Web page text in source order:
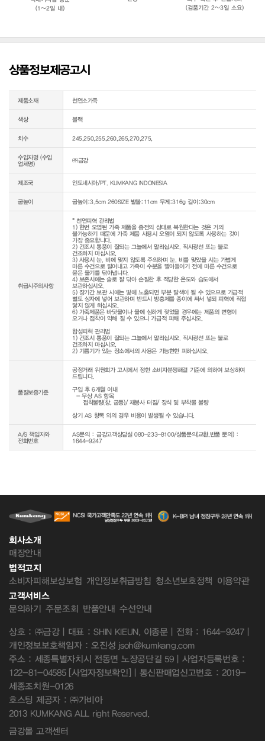
(1~2일 내)
(검품기간 2~3일 소요)
상품정보제공고시
제품소재 천연소가죽
색상 블랙
치수 245,250,255,260,265,270,275,
수입자명 (수입
업체명)
㈜금강
제조국 인도네시아/PT. KUMKANG INDONESIA
굽높이 굽높이:3.5cm 260SIZE 발볼:11cm 무게:316g 길이:30cm
취급시주의사항
* 천연피혁 관리법
1) 한번 오염된 가죽 제품을 종전의 상태로 복원한다는 것은 거의
불가능하기 때문에 가죽 제품 사용시 오염이 되지 않도록 사용하는 것이
가장 중요합니다.
2) 건조시 통풍이 잘되는 그늘에서 말리십시오. 직사광선 또는 불로
건조하지 마십시오.
3) 사용시 눈, 비에 맞지 않도록 주의하며 눈, 비를 맞았을 시는 가볍게
마른 수건으로 털어내고 가죽이 수분을 빨아들이기 전에 마른 수건으로
묻은 물기를 닦아냅니다.
4) 보존시에는 솔로 잘 닦아 손질한 후 적당한 온도와 습도에서
보관하십시오.
5) 장기간 보관 시에는 빛에 노출되면 부분 탈색이 될 수 있으므로 가급적
별도 상자에 넣어 보관하며 반드시 방충제를 종이에 싸서 넣되 피혁에 직접
닿지 않게 하십시오.
6) 가죽제품은 바닷물이나 물에 심하게 젖었을 경우에는 제품의 변형이
오거나 접착이 약해 질 수 있으니 가급적 피해 주십시오.
합성피혁 관리법
1) 건조시 통풍이 잘되는 그늘에서 말리십시오. 직사광선 또는 불로
건조하지 마십시오.
2) 기름기가 있는 장소에서의 사용은 가능한한 피하십시오.
품질보증기준
공정거래 위원회가 고시에서 정한 소비자분쟁해결 기준에 의하여 보상하여
드립니다.
구입 후 6개월 이내
  - 무상 AS 항목
상기 AS 항목 외의 경우 비용이 발생될 수 있습니다.
A/S 책임자와
전화번호
AS문의 : 금강고객상담실 080-233-8100/상품문의(교환,반품 문의) :
1644-9247
회사소개
매장안내
법적고지
소비자피해보상보험 개인정보취급방침 청소년보호정책 이용약관
고객서비스
문의하기 주문조회 반품안내 수선안내
상호 : ㈜금강 | 대표 : SHIN KIEUN, 이종문 | 전화 : 1644-9247 |
개인정보보호책임자 : 오진성 jsoh@kumkang.com
주소 : 세종특별자치시 전동면 노장공단길 59 | 사업자등록번호 :
122-81-04585 [사업자정보확인] | 통신판매업신고번호 : 2019-
세종조치원-0126
호스팅 제공자 : ㈜가비아
2013 KUMKANG ALL right Reserved.
금강몰 고객센터